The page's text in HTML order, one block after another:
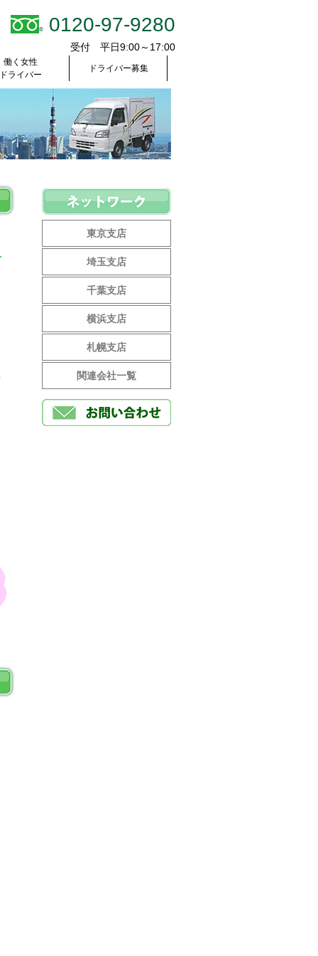
® 0120-97-9280
受付 平日9:00～17:00
働く女性
ライバー
ドライバー募集
東京支店
埼玉支店
千葉支店
横浜支店
札幌支店
関連会社一覧